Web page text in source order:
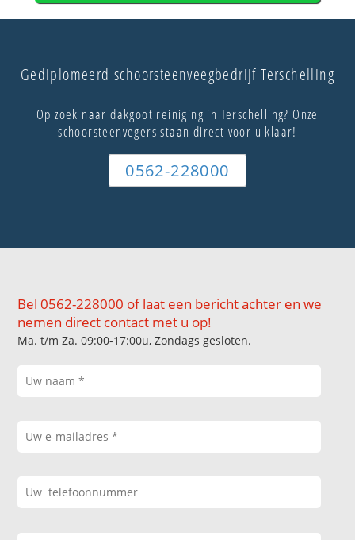
Gediplomeerd schoorsteenveegbedrijf Terschelling
Op zoek naar dakgoot reiniging in Terschelling? Onze
schoorsteenvegers staan direct voor u klaar!
0562-228000
Bel 0562-228000 of laat een bericht achter en we
nemen direct contact met u op!
Ma. t/m Za. 09:00-17:00u, Zondags gesloten.